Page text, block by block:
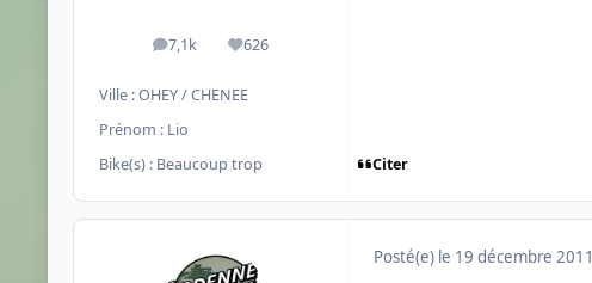
7,1k
messages626
Réputation
Ville :OHEY / CHENEE
Prénom : Lio
Bike(s) : Beaucoup trop Citer
Posté(e) le 19 décembre 2011